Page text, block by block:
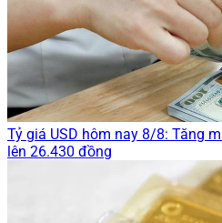
Tỷ giá USD hôm nay 8/8: Tăng
lên 26.430 đồng